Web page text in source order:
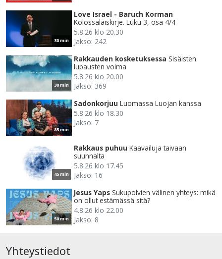
30 min
Love Israel - Baruch Korman
Kolossalaiskirje. Luku 3, osa 4/4
5.8.26 klo 20.30
Jakso: 242
30 min
Rakkauden kosketuksessa Sisäisten
lupausten voima
5.8.26 klo 20.00
Jakso: 369
85 min
Sadonkorjuu Luomassa Luojan kanssa
5.8.26 klo 18.30
Jakso: 7
45 min
Rakkaus puhuu Kaavailuja taivaan
suunnalta
5.8.26 klo 17.45
Jakso: 16
50 min
Jesus Yaps Sukupolvien välinen yhteys: mikä
on ollut estämässä sitä?
4.8.26 klo 22.00
Jakso: 8
Yhteystiedot